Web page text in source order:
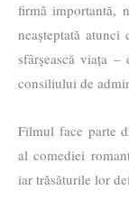
firmă importantă,
neașteptată
sfârșească viața
consiliului de
Filmul face parte
al comediei
iar trăsăturile lor